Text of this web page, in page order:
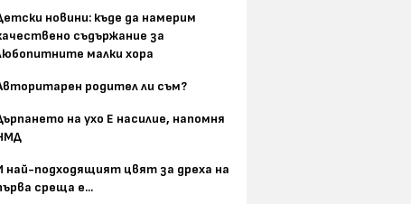
новини: къде да намерим
съдържание за
малки хора
родител ли съм?
на ухо Е насилие, напомня
най-подходящият цвят за дреха на
среща е...